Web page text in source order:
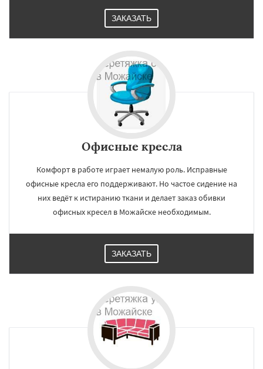
ЗАКАЗАТЬ
Офисные кресла
Комфорт в работе играет немалую роль. Исправные
офисные кресла его поддерживают. Но частое сидение на
них ведёт к истиранию ткани и делает заказ обивки
офисных кресел в Можайске необходимым.
ЗАКАЗАТЬ